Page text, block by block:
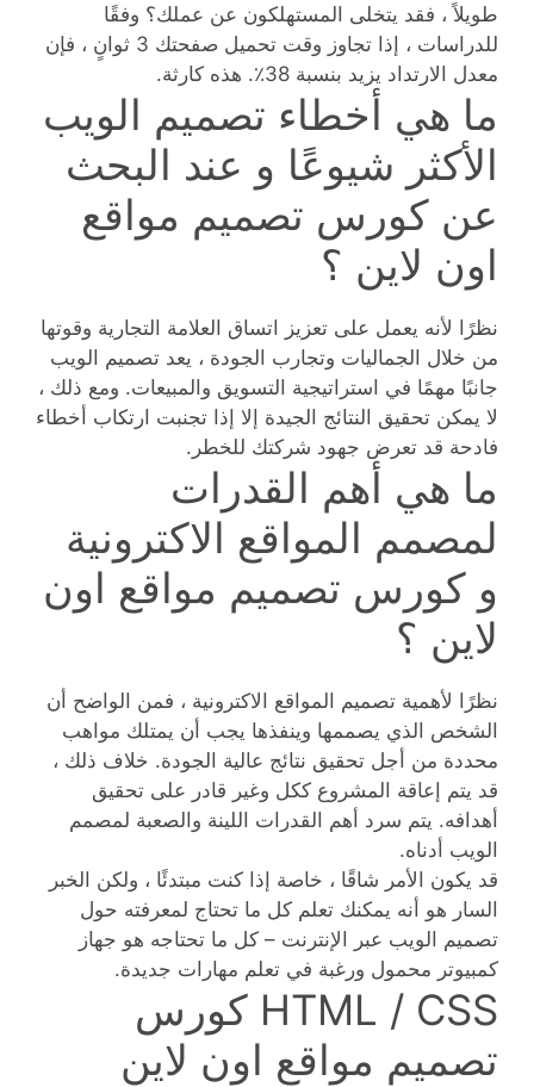
طويلاً ، فقد يتخلى المستهلكون عن عملك؟ وفقًا
للدراسات ، إذا تجاوز وقت تحميل صفحتك 3 ثوانٍ ، فإن
معدل الارتداد يزيد بنسبة 38٪. هذه كارثة.
ما هي أخطاء تصميم الويب
الأكثر شيوعًا و عند البحث
عن كورس تصميم مواقع
اون لاين ؟
نظرًا لأنه يعمل على تعزيز اتساق العلامة التجارية وقوتها
من خلال الجماليات وتجارب الجودة ، يعد تصميم الويب
جانبًا مهمًا في استراتيجية التسويق والمبيعات. ومع ذلك ،
لا يمكن تحقيق النتائج الجيدة إلا إذا تجنبت ارتكاب أخطاء
فادحة قد تعرض جهود شركتك للخطر.
ما هي أهم القدرات
لمصمم المواقع الاكترونية
و كورس تصميم مواقع اون
لاين ؟
نظرًا لأهمية تصميم المواقع الاكترونية ، فمن الواضح أن
الشخص الذي يصممها وينفذها يجب أن يمتلك مواهب
محددة من أجل تحقيق نتائج عالية الجودة. خلاف ذلك ،
قد يتم إعاقة المشروع ككل وغير قادر على تحقيق
أهدافه. يتم سرد أهم القدرات اللينة والصعبة لمصمم
الويب أدناه.
قد يكون الأمر شاقًا ، خاصة إذا كنت مبتدئًا ، ولكن الخبر
السار هو أنه يمكنك تعلم كل ما تحتاج لمعرفته حول
تصميم الويب عبر الإنترنت – كل ما تحتاجه هو جهاز
كمبيوتر محمول ورغبة في تعلم مهارات جديدة.
HTML / CSS كورس
تصميم مواقع اون لاين